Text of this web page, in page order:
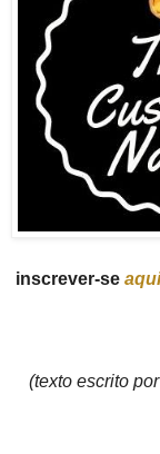
inscrever-se aqui
(texto escrito por